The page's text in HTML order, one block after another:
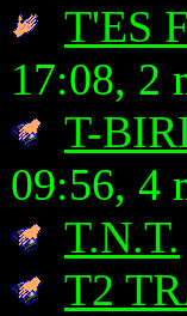
T'ES
17:08, 2
T-
09:56, 4
T.N.T.
T2